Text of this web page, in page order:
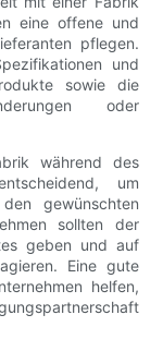
eine offene und
pflegen.
und
sowie die
oder
während des
um
gewünschten
sollten der
geben und auf
Eine gute
helfen,